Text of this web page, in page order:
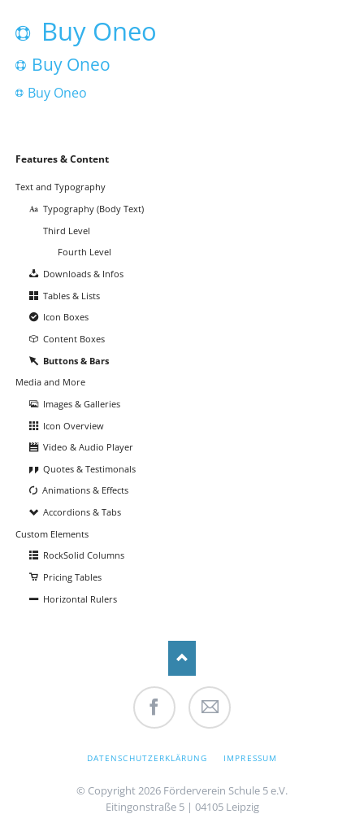
Buy Oneo
Buy Oneo
Buy Oneo
Navigation
Features & Content
Text and Typography
Typography (Body Text)
Third Level
Fourth Level
Downloads & Infos
Tables & Lists
Icon Boxes
Content Boxes
Buttons & Bars
Media and More
Images & Galleries
Icon Overview
Video & Audio Player
Quotes & Testimonals
Animations & Effects
Accordions & Tabs
Custom Elements
RockSolid Columns
Pricing Tables
Horizontal Rulers
DATENSCHUTZERKLÄRUNG IMPRESSUM
© Copyright 2026 Förderverein Schule 5 e.V.
Eitingonstraße 5 | 04105 Leipzig